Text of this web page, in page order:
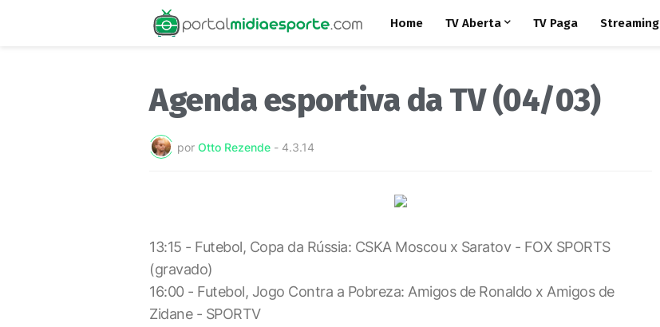
Home TV Aberta TV Paga Streaming
Agenda esportiva da TV (04/03)
por Otto Rezende - 4.3.14
13:15 - Futebol, Copa da Rússia: CSKA Moscou x Saratov - FOX SPORTS
(gravado)
16:00 - Futebol, Jogo Contra a Pobreza: Amigos de Ronaldo x Amigos de
Zidane - SPORTV